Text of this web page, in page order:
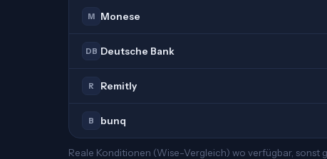
M Monese
DB Deutsche Bank
R Remitly
B bunq
Reale Konditionen (Wise-Vergleich) wo verfügbar, sonst